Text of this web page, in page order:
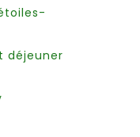
déjeuner